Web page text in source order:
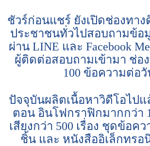
ชัวร์ก่อนแชร์ ยังเปิดช่องทาง
ประชาชนทั่วไปสอบถามข้อ
ผ่าน LINE และ Facebook
ผู้ติดต่อสอบถามเข้ามา ช่อ
100 ข้อความต่อ
ปัจจุบันผลิตเนื้อหาวิดีโอไปแ
ตอน อินโฟกราฟิกมากกว่า
เสียงกว่า 500 เรื่อง ชุดข้อค
ชิ้น และ หนังสืออิเล็กทรอ